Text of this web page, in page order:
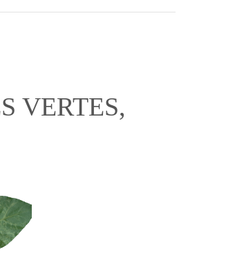
VERTES,